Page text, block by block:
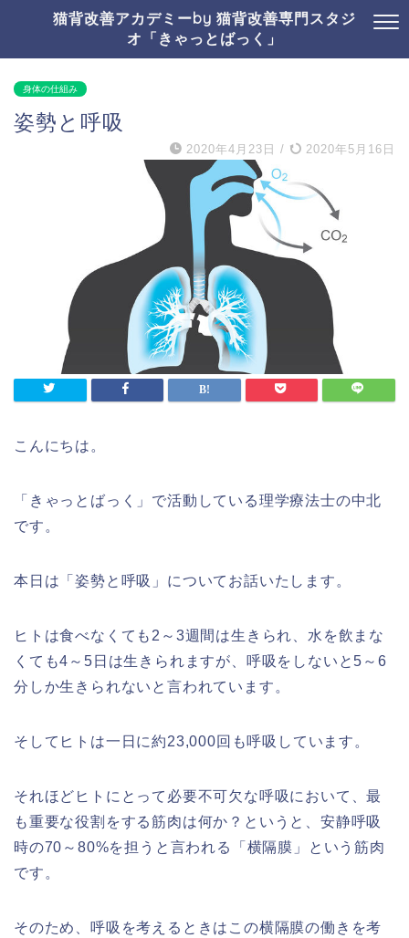
猫背改善アカデミーby 猫背改善専門スタジ
オ「きゃっとばっく」
身体の仕組み
姿勢と呼吸
2020年4月23日 / 2020年5月16日
こんにちは。
「きゃっとばっく」で活動している理学療法士の中北
です。
本日は「姿勢と呼吸」についてお話いたします。
ヒトは食べなくても2～3週間は生きられ、水を飲まな
くても4～5日は生きられますが、呼吸をしないと5～6
分しか生きられないと言われています。
そしてヒトは一日に約23,000回も呼吸しています。
それほどヒトにとって必要不可欠な呼吸において、最
も重要な役割をする筋肉は何か？というと、安静呼吸
時の70～80%を担うと言われる「横隔膜」という筋肉
です。
そのため、呼吸を考えるときはこの横隔膜の働きを考